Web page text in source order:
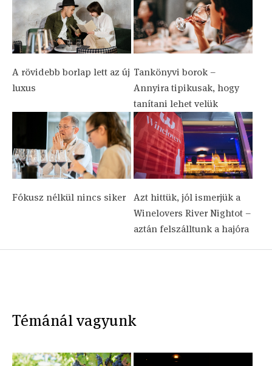
A rövidebb borlap lett az új
luxus
Tankönyvi borok –
Annyira tipikusak, hogy
tanítani lehet velük
Fókusz nélkül nincs siker
Azt hittük, jól ismerjük a
Winelovers River Nightot –
aztán felszálltunk a hajóra
Témánál vagyunk